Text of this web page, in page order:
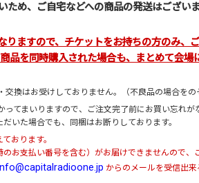
ため、ご自宅などへの商品の発送はございま
りますので、チケットをお持ちの方のみ、ご
品を同時購入された場合も、まとめて会場
換はお受けしておりません。（不良品の場合をの
てまいりますので、ご注文完了前にお買い忘れが
いた場合でも、同梱はお断りしております。
おります。
お支払い番号を含む）がお届けできませんので、
からのメールを受信出来